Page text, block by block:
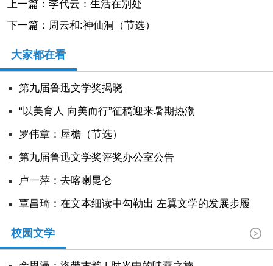
上一篇：李代云：生活在别处
下一篇：周云和:神仙洞（节选）
大家都在看
第九届鲁迅文学奖揭晓
“以美育人 向美而行”征稿迎来暑期热潮
罗伟章：屋檐（节选）
第九届鲁迅文学奖评奖办公室公告
卢一萍：去喀喇昆仑
覃昌琦：在文本细读中勾勒出 左翼文学的发展步履
校园文学